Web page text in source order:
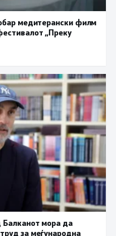
медитерански филм
„Преку
Балканот мора да
за меѓународна